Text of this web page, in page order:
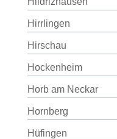
Hirrlingen
Hirschau
Hockenheim
Horb am Neckar
Hornberg
Hüfingen